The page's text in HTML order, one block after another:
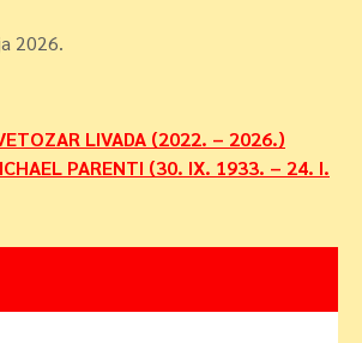
2026.
LIVADA (2022. – 2026.)
PARENTI (30. IX. 1933. – 24. I.